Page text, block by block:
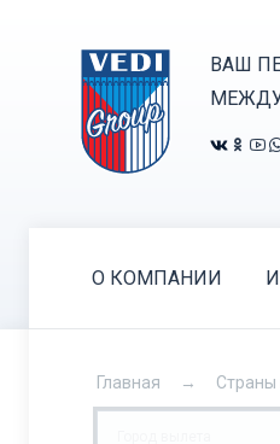
ВАШ
О КОМПАНИИ
Главная Страны